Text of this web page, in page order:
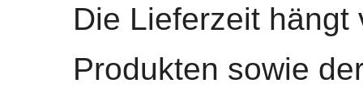
Die Lieferzeit
Produkten sowie